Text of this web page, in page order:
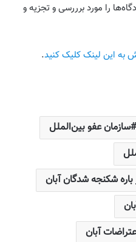
را مورد برررسی و تجزیه و
به این لینک کلیک کنید.
سازمان عفو بین‌‌الملل
شکنجه شدگان آبان
آبان